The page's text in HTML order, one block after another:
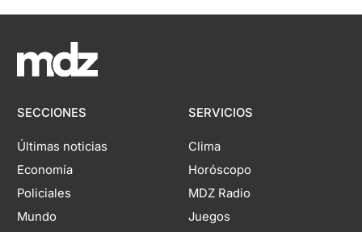
SECCIONES
Últimas noticias
Economía
Policiales
Mundo
SERVICIOS
Clima
Horóscopo
MDZ Radio
Juegos